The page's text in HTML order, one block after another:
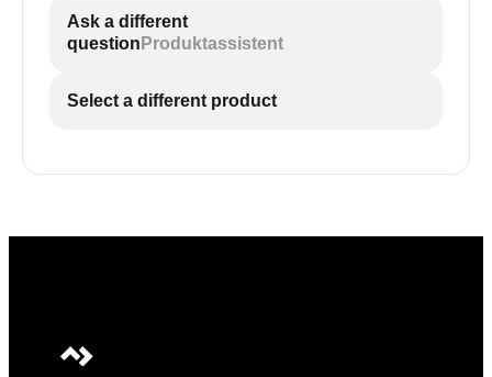
Ask a different
question Produktassistent
Select a different product